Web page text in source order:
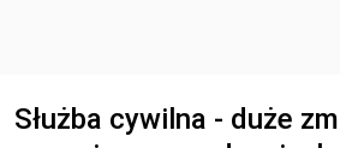
Służba cywilna - duże